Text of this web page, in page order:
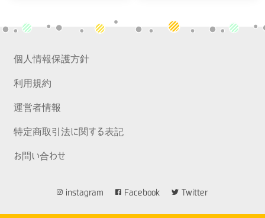
個人情報保護方針
利用規約
運営者情報
特定商取引法に関する表記
お問い合わせ
instagram Facebook Twitter